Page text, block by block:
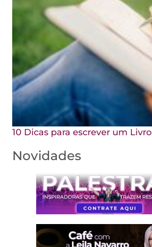
10 Dicas para escrever um Livro
Novidades